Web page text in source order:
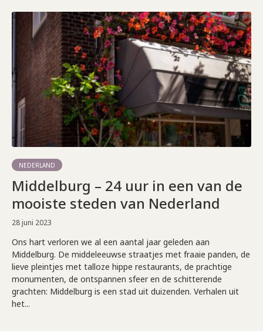
NEDERLAND
Middelburg – 24 uur in een van de
mooiste steden van Nederland
28 juni 2023
Ons hart verloren we al een aantal jaar geleden aan
Middelburg. De middeleeuwse straatjes met fraaie panden, de
lieve pleintjes met talloze hippe restaurants, de prachtige
monumenten, de ontspannen sfeer en de schitterende
grachten: Middelburg is een stad uit duizenden. Verhalen uit
het...